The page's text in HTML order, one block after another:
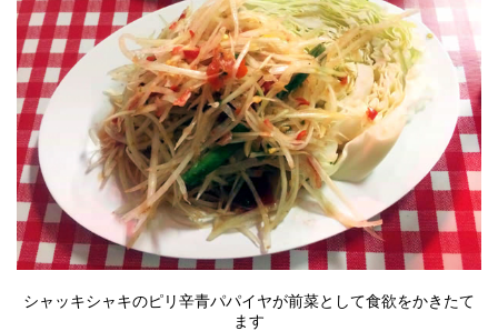
シャッキシャキのピリ辛青パパイヤが前菜として食欲をかきたて
ます